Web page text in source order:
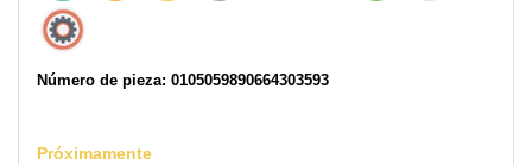
Número de pieza: 0105059890664303593
Próximamente